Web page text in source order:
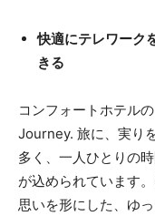
快適にテレワーク
きる
コンフォートホテル
Journey. 旅に、実り
多く、一人ひとりの
が込められています
思いを形にした、ゆ